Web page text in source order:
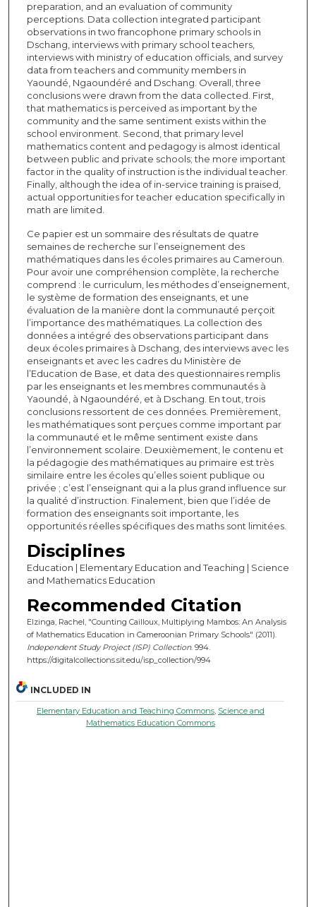
preparation, and an evaluation of community
perceptions. Data collection integrated participant
observations in two francophone primary schools in
Dschang, interviews with primary school teachers,
interviews with ministry of education officials, and survey
data from teachers and community members in
Yaoundé, Ngaoundéré and Dschang. Overall, three
conclusions were drawn from the data collected. First,
that mathematics is perceived as important by the
community and the same sentiment exists within the
school environment. Second, that primary level
mathematics content and pedagogy is almost identical
between public and private schools; the more important
factor in the quality of instruction is the individual teacher.
Finally, although the idea of in-service training is praised,
actual opportunities for teacher education specifically in
math are limited.
Ce papier est un sommaire des résultats de quatre
semaines de recherche sur l’enseignement des
mathématiques dans les écoles primaires au Cameroun.
Pour avoir une compréhension complète, la recherche
comprend : le curriculum, les méthodes d’enseignement,
le système de formation des enseignants, et une
évaluation de la manière dont la communauté perçoit
l’importance des mathématiques. La collection des
données a intégré des observations participant dans
deux écoles primaires à Dschang, des interviews avec les
enseignants et avec les cadres du Ministère de
l’Education de Base, et data des questionnaires remplis
par les enseignants et les membres communautés à
Yaoundé, à Ngaoundéré, et à Dschang. En tout, trois
conclusions ressortent de ces données. Premièrement,
les mathématiques sont perçues comme important par
la communauté et le même sentiment existe dans
l’environnement scolaire. Deuxièmement, le contenu et
la pédagogie des mathématiques au primaire est très
similaire entre les écoles qu’elles soient publique ou
privée ; c’est l’enseignant qui a la plus grand influence sur
la qualité d’instruction. Finalement, bien que l’idée de
formation des enseignants soit importante, les
opportunités réelles spécifiques des maths sont limitées.
Disciplines
Education | Elementary Education and Teaching | Science
and Mathematics Education
Recommended Citation
Elzinga, Rachel, "Counting Cailloux, Multiplying Mambos: An Analysis
of Mathematics Education in Cameroonian Primary Schools" (2011).
Independent Study Project (ISP) Collection. 994.
https://digitalcollections.sit.edu/isp_collection/994
INCLUDED IN
Elementary Education and Teaching Commons, Science and
Mathematics Education Commons